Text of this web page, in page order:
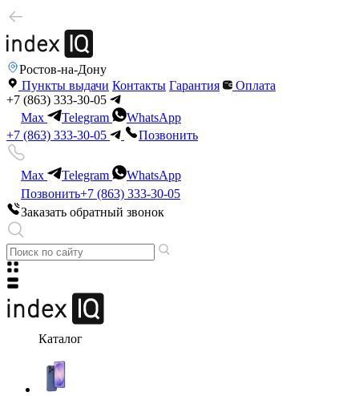
Ростов-на-Дону
Пункты выдачи Контакты Гарантия
Оплата
+7 (863) 333-30-05
Max
Telegram
WhatsApp
+7 (863) 333-30-05
Позвонить
Max Telegram
WhatsApp
Позвонить+7 (863) 333-30-05
Заказать обратный звонок
Каталог